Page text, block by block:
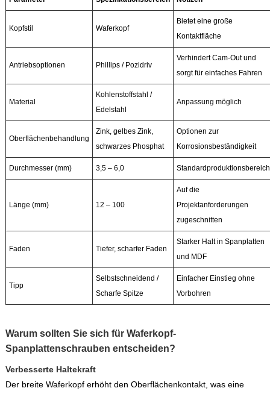
Kopfstil Waferkopf
Bietet eine große
Kontaktfläche
Antriebsoptionen Phillips / Pozidriv
Verhindert Cam-Out und
sorgt für einfaches Fahren
Material
Kohlenstoffstahl /
Edelstahl
Anpassung möglich
Oberflächenbehandlung
Zink, gelbes Zink,
schwarzes Phosphat
Optionen zur
Korrosionsbeständigkeit
Durchmesser (mm) 3,5 – 6,0 Standardproduktionsbereich
Länge (mm) 12 – 100
Auf die
Projektanforderungen
zugeschnitten
Faden Tiefer, scharfer Faden
Starker Halt in Spanplatten
und MDF
Tipp
Selbstschneidend /
Scharfe Spitze
Einfacher Einstieg ohne
Vorbohren
Warum sollten Sie sich für Waferkopf-
Spanplattenschrauben entscheiden?
Verbesserte Haltekraft
Der breite Waferkopf erhöht den Oberflächenkontakt, was eine